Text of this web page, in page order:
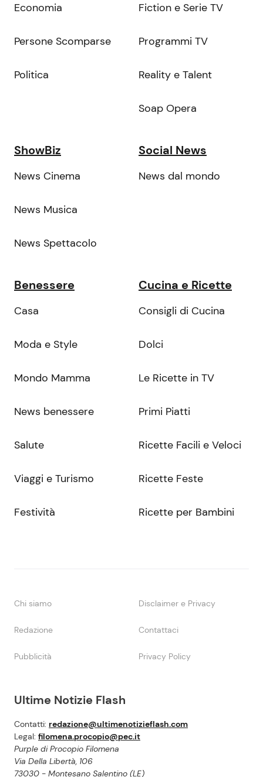
Ultime Notizie Flash
Contatti: redazione@ultimenotizieflash.com
Legal: filomena.procopio@pec.it
Purple di Procopio Filomena
Via Della Libertà, 106
73030 - Montesano Salentino (LE)
Economia
Persone Scomparse
Politica
Fiction e Serie TV
Programmi TV
Reality e Talent
Soap Opera
ShowBiz
News Cinema
News Musica
News Spettacolo
Social News
News dal mondo
Benessere
Casa
Moda e Style
Mondo Mamma
News benessere
Salute
Viaggi e Turismo
Festività
Cucina e Ricette
Consigli di Cucina
Dolci
Le Ricette in TV
Primi Piatti
Ricette Facili e Veloci
Ricette Feste
Ricette per Bambini
Chi siamo Disclaimer e Privacy
Redazione Contattaci
Pubblicità Privacy Policy